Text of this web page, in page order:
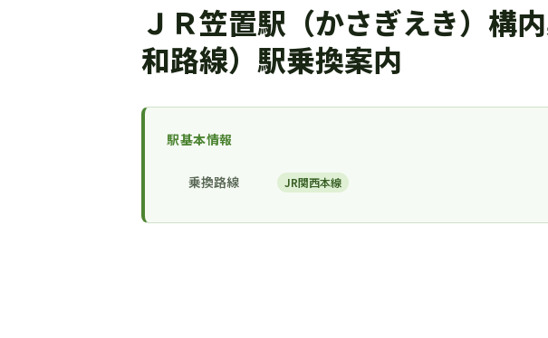
ＪＲ笠置駅（かさぎえき）構
和路線）駅乗換案内
駅基本情報
乗換路線 JR関西本線